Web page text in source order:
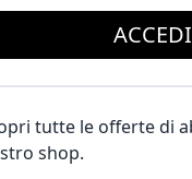
ACCEDI
tutte le offerte di
shop.